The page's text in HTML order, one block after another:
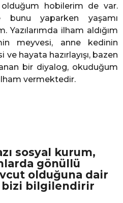
hobilerim de var.
yaparken yaşamı
ilham aldığım
meyvesi, anne kedinin
hayata hazırlayışı, bazen
bir diyalog, okuduğum
vermektedir.
sosyal kurum,
gönüllü
olduğuna dair
bizi bilgilendirir